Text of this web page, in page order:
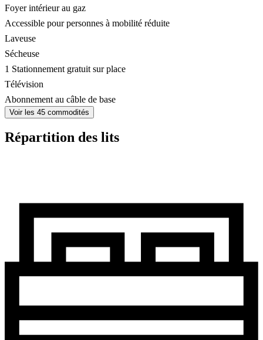
Foyer intérieur au gaz
Accessible pour personnes à mobilité réduite
Laveuse
Sécheuse
1 Stationnement gratuit sur place
Télévision
Abonnement au câble de base
Voir les 45 commodités
Répartition des lits